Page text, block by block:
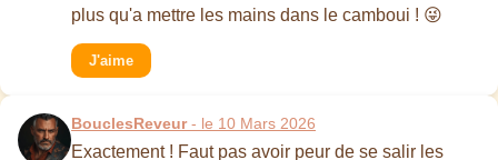
plus qu'a mettre les mains dans le camboui ! 😜
J'aime
BouclesReveur- le 10 Mars 2026
Exactement ! Faut pas avoir peur de se salir les